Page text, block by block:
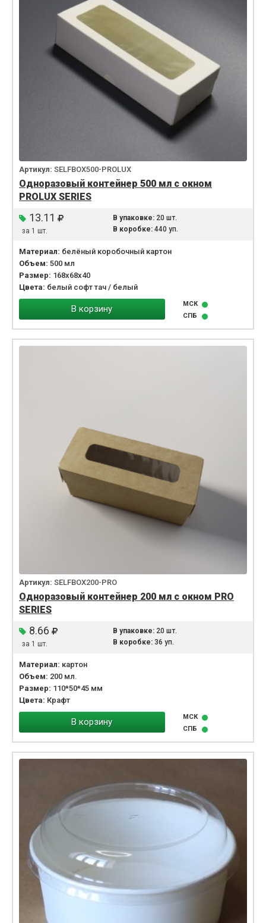
Артикул: SELFBOX500-PROLUX
Одноразовый контейнер 500 мл с окном
PROLUX SERIES
13.11
за 1 шт.
В упаковке:20 шт.
В коробке:440 уп.
Материал: белёный коробочный картон
Объем: 500 мл
Размер: 168x68x40
Цвета: белый софт тач / белый
В корзину
МСК
СПБ
Артикул: SELFBOX200-PRO
Одноразовый контейнер 200 мл с окном PRO
SERIES
8.66
за 1 шт.
В упаковке:20 шт.
В коробке:36 уп.
Материал: картон
Объем: 200 мл.
Размер: 110*50*45 мм
Цвета: Крафт
В корзину
МСК
СПБ